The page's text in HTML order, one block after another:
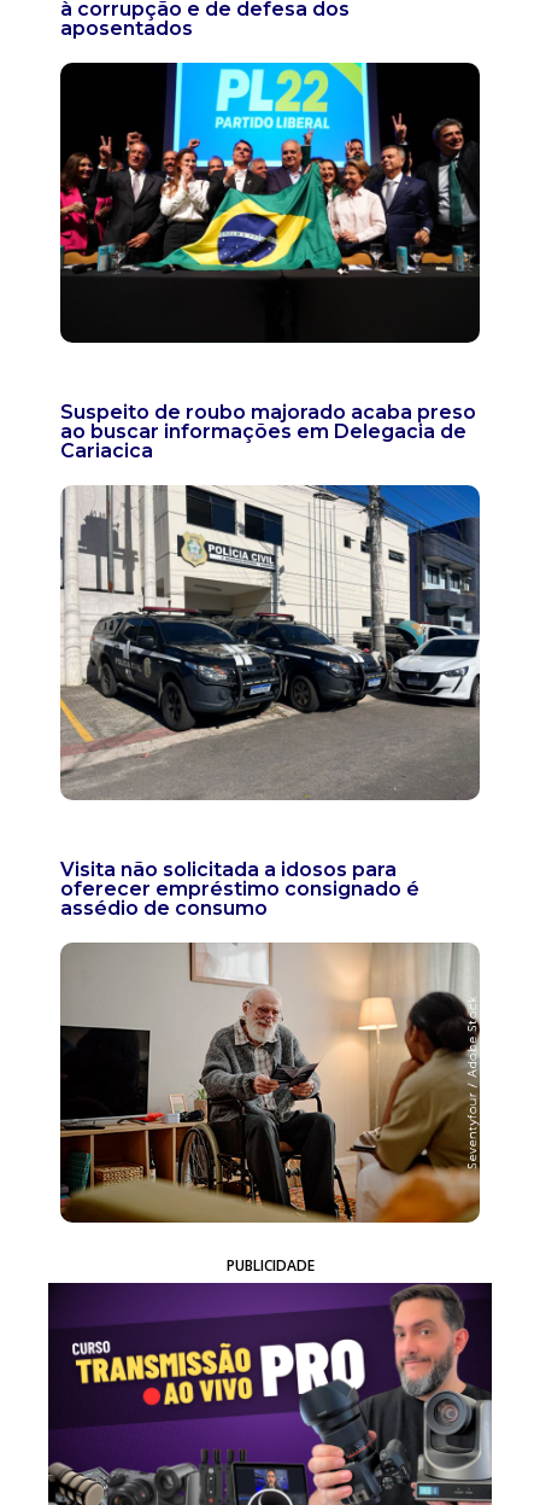
à corrupção e de defesa dos
aposentados
Suspeito de roubo majorado acaba preso
ao buscar informações em Delegacia de
Cariacica
Visita não solicitada a idosos para
oferecer empréstimo consignado é
assédio de consumo
PUBLICIDADE